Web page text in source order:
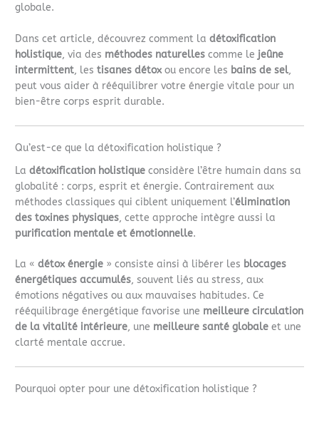
globale.
Dans cet article, découvrez comment ladétoxification
holistique, via des méthodes naturelles comme le jeûne
intermittent, lestisanes détox ou encore les bains de sel,
peut vous aider à rééquilibrer votre énergie vitale pour un
bien-être corps esprit durable.
Qu’est-ce que la détoxification holistique ?
Ladétoxification holistique considère l’être humain dans sa
globalité : corps, esprit et énergie. Contrairement aux
méthodes classiques qui ciblent uniquement l’élimination
des toxines physiques, cette approche intègre aussi la
purification mentale et émotionnelle.
La «détox énergie » consiste ainsi à libérer les blocages
énergétiques accumulés, souvent liés au stress, aux
émotions négatives ou aux mauvaises habitudes. Ce
rééquilibrage énergétique favorise une meilleure circulation
de la vitalité intérieure, une meilleure santé globale et une
clarté mentale accrue.
Pourquoi opter pour une détoxification holistique ?